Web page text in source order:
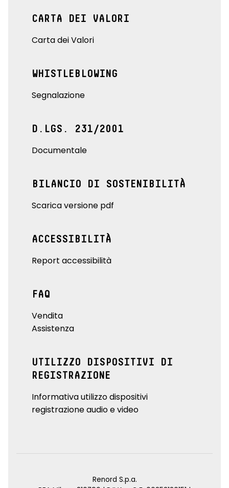
CARTA DEI VALORI
Carta dei Valori
WHISTLEBLOWING
Segnalazione
D.LGS. 231/2001
Documentale
BILANCIO DI SOSTENIBILITÀ
Scarica versione pdf
ACCESSIBILITÀ
Report accessibilità
FAQ
Vendita
Assistenza
UTILIZZO DISPOSITIVI DI
REGISTRAZIONE
Informativa utilizzo dispositivi
registrazione audio e video
Renord S.p.a.